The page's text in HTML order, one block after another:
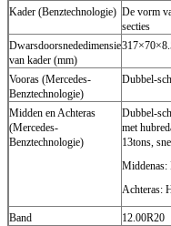
Kader (Benztechnologie) De vorm
secties
Dwarsdoorsnededimensie
van kader (mm)
Vooras (Mercedes-
Benztechnologie)
Dubbel-
Midden en Achteras
(Mercedes-
Benztechnologie)
Dubbel-
met
13tons,
Achteras:
Band
12.00R20